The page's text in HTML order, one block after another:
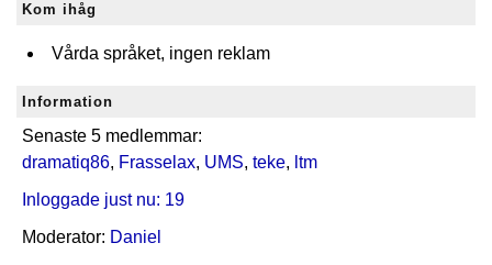
Kom ihåg
Vårda språket, ingen reklam
Information
Senaste 5 medlemmar:
dramatiq86, Frasselax, UMS, teke, ltm
Inloggade just nu: 19
Moderator: Daniel